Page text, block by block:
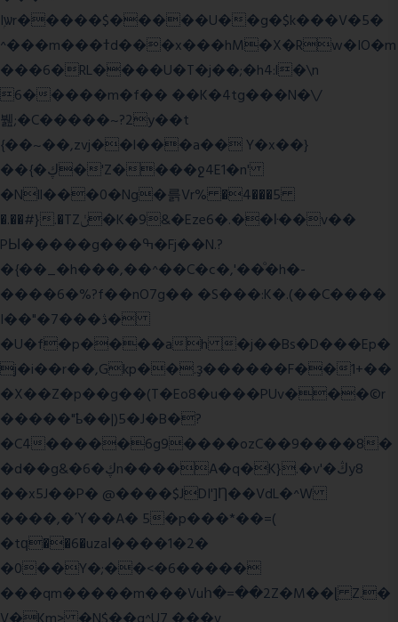
Iۭѡr�����$�����U��g�$k���V�5�
^���m���ߙd���x���hM�X�Rw�IO�m
���6�RL����U�T�j��;�h4:l�\n
6�����m�f�� ��K�4tg���N�\/
뷆;�C�����~?2y��t
{��~��,zvj��l���a�� Y�x��}
��{�ڮ�'Z����ջ4E1�n'
�Nll���0�Ng�륽Vr% �4���5
�.��#}.�TZݩ�K�9&�Eze6�.��ŀ��v��
PЫ�����g���ߒ�Fj��N.?
�{��_�h���,��^��C�c�,'��ͦ�h�-
����6�%?f��nO7 g�� �S���:K�.(��C����
I��"�7 ���ڎ�
�U�f�p����ah �j��Bs�D���Ep�
j�i��r��,Gkp��.ҙ������F��1+��
�X��Z�p��g��(T�Eo8�u���PUv���©r
�����"ҍ��|)5�J�B�?
�C4�����6g9����ozC��9����8�
�d��g&�6�ڮn����A�q�K}.�v'�ڭy8
��x5J��P� @����$JDI']Ƞ��VdL�^W
����,�Ύ��A� 5�p���*��=(
�tԛ��6�uzaІ����1�2�
�0��Y�;��<�6�����
���qm�����m���Vuհ�=��2Z�M��ɭ Z.�